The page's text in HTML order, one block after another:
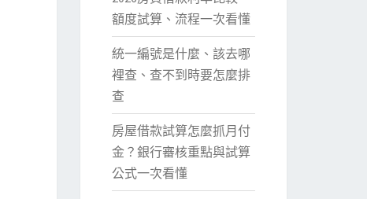
額度試算、流程一次看懂
統一編號是什麼、該去哪
裡查、查不到時要怎麼排
查
房屋借款試算怎麼抓月付
金？銀行審核重點與試算
公式一次看懂